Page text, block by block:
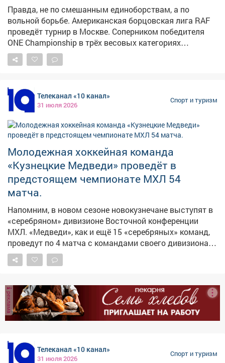
Правда, не по смешанным единоборствам, а по
вольной борьбе. Американская борцовская лига RAF
проведёт турнир в Москве. Соперником победителя
ONE Championship в трёх весовых категориях
Анатолия Малыхина будет представитель бойцовской
лиги PFL иранец Пуйя Рахмани. Напомним, за карьеру
поражение. На счету Рахмани - 6 побед и ни одного
поражения.Телеканал «10 канал»
31 июля 2026
Спорт и туризм
Молодежная хоккейная команда
«Кузнецкие Медведи» проведёт в
предстоящем чемпионате МХЛ 54
матча.
Напомним, в новом сезоне новокузнечане выступят в
«серебряном» дивизионе Восточной конференции
МХЛ. «Медведи», как и ещё 15 «серебряных» команд,
проведут по 4 матча с командами своего дивизиона,
ещё по 2 - с соперниками из «золотого» своей
конференции, 4 встречи − с западными коллективами
дополнительных игры, которые нужны, чтобы довести
число матчей до 54. Друг с другом сыграют
соперники равного уровня. Регулярный чемпионат
пройдёт с 6 сентября 2026-го по 22 марта 2027 года. В
Кубок Вызова в феврале. «Кузнецкие Медведи» начнут
«регулярку» 13 сентября домашним поединком против
реклама
Телеканал «10 канал»
31 июля 2026
Спорт и туризм